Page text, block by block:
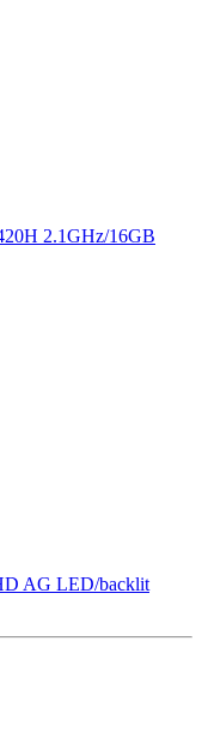
2.1GHz/16GB
AG LED/backlit